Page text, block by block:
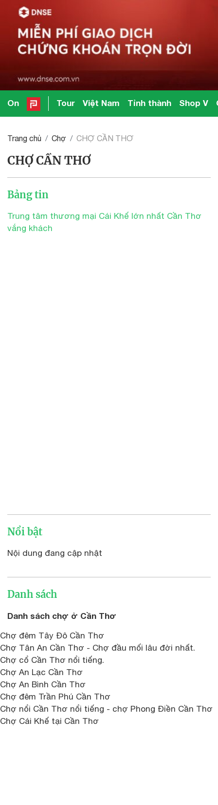
On Tour Việt Nam Tỉnh thành Shop V
Trang chủ Chợ CHỢ CẦN THƠ
CHỢ CẦN THƠ
Bảng tin
Trung tâm thương mại Cái Khế lớn nhất Cần Thơ
vắng khách
Nổi bật
Nội dung đang cập nhật
Danh sách
Danh sách chợ ở Cần Thơ
Chợ đêm Tây Đô Cần Thơ
Chợ Tân An Cần Thơ - Chợ đầu mối lâu đời nhất.
Chợ cổ Cần Thơ nổi tiếng.
Chợ An Lạc Cần Thơ
Chợ An Bình Cần Thơ
Chợ đêm Trần Phú Cần Thơ
Chợ nổi Cần Thơ nổi tiếng - chợ Phong Điền Cần Thơ
Chợ Cái Khế tại Cần Thơ